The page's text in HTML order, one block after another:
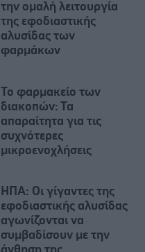
την ομαλή λειτουργία
της εφοδιαστικής
αλυσίδας των
φαρμάκων
Το φαρμακείο των
διακοπών: Τα
απαραίτητα για τις
συχνότερες
μικροενοχλήσεις
ΗΠΑ: Οι γίγαντες της
εφοδιαστικής αλυσίδας
αγωνίζονται να
συμβαδίσουν με την